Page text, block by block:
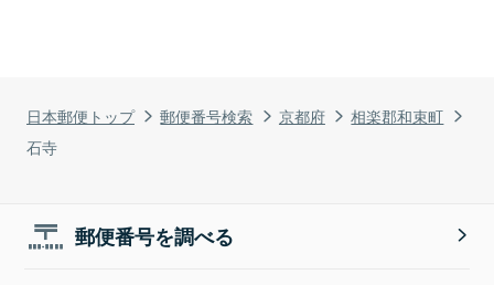
日本郵便トップ 郵便番号検索 京都府
相楽郡和束町
石寺
郵便番号を調べる